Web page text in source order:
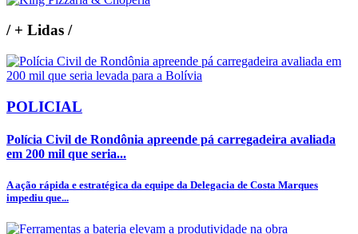
/+ Lidas /
POLICIAL
Polícia Civil de Rondônia apreende pá carregadeira avaliada
em 200 mil que seria...
A ação rápida e estratégica da equipe da Delegacia de Costa Marques
impediu que...